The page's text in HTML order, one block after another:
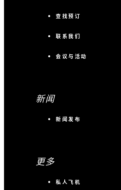
查找预订
联系我们
会议与活动
新闻
新闻发布
更多
私人飞机